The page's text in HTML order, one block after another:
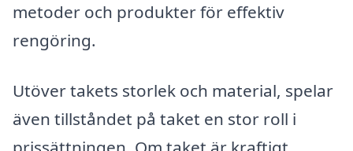
metoder och produkter för effektiv
rengöring.
Utöver takets storlek och material, spelar
även tillståndet på taket en stor roll i